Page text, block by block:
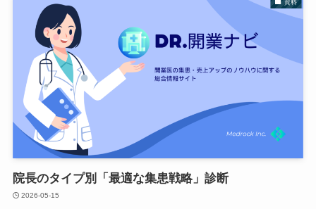
資料
院長のタイプ別「最適な集患戦略」診断
2026-05-15